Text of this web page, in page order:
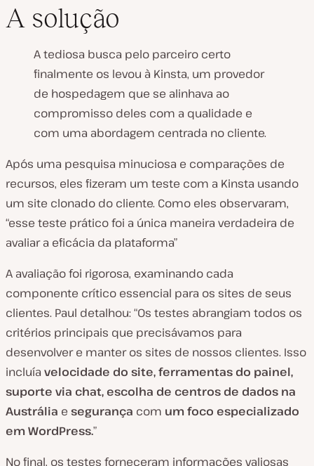
A solução
A tediosa busca pelo parceiro certo
finalmente os levou à Kinsta, um provedor
de hospedagem que se alinhava ao
compromisso deles com a qualidade e
com uma abordagem centrada no cliente.
Após uma pesquisa minuciosa e comparações de
recursos, eles fizeram um teste com a Kinsta usando
um site clonado do cliente. Como eles observaram,
“esse teste prático foi a única maneira verdadeira de
avaliar a eficácia da plataforma”
A avaliação foi rigorosa, examinando cada
componente crítico essencial para os sites de seus
clientes. Paul detalhou: “Os testes abrangiam todos os
critérios principais que precisávamos para
desenvolver e manter os sites de nossos clientes. Isso
incluía velocidade do site, ferramentas do painel,
suporte via chat, escolha de centros de dados na
Austrália e segurança com um foco especializado
em WordPress.”
No final, os testes forneceram informações valiosas